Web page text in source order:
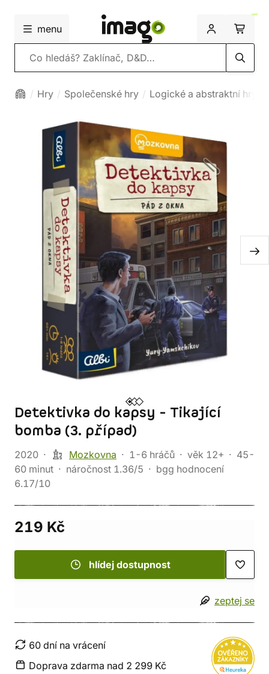
menu
Vyhledávání
Hry Společenské hry Logické a abstraktní hry
Detektivka do kapsy - Tikající
bomba (3. případ)
2020 Mozkovna 1-6 hráčů věk 12+
45-
60 minut
náročnost 1.36/5
bgg hodnocení
6.17/10
219 Kč
hlídej dostupnost
zeptej se
60 dní na vrácení
Doprava zdarma nad 2 299 Kč